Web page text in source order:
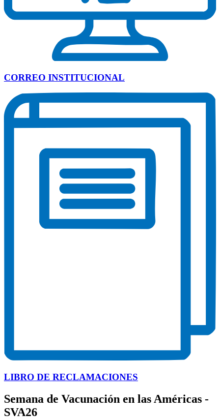
CORREO INSTITUCIONAL
LIBRO DE RECLAMACIONES
Semana de Vacunación en las Américas -
SVA26